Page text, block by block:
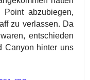
abzubiegen,
zu verlassen. Da
entschieden
Canyon hinter uns